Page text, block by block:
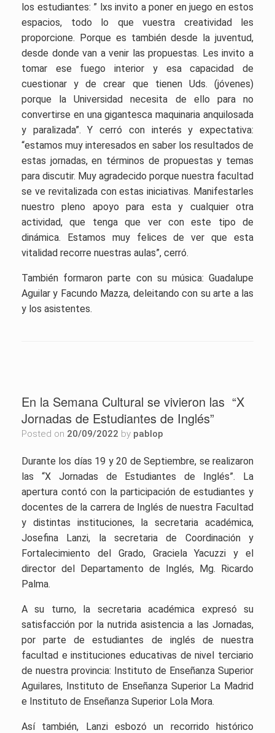
los estudiantes: ” lxs invito a poner en juego en estos
espacios, todo lo que vuestra creatividad les
proporcione. Porque es también desde la juventud,
desde donde van a venir las propuestas. Les invito a
tomar ese fuego interior y esa capacidad de
cuestionar y de crear que tienen Uds. (jóvenes)
porque la Universidad necesita de ello para no
convertirse en una gigantesca maquinaria anquilosada
y paralizada”. Y cerró con interés y expectativa:
“estamos muy interesados en saber los resultados de
estas jornadas, en términos de propuestas y temas
para discutir. Muy agradecido porque nuestra facultad
se ve revitalizada con estas iniciativas. Manifestarles
nuestro pleno apoyo para esta y cualquier otra
actividad, que tenga que ver con este tipo de
dinámica. Estamos muy felices de ver que esta
vitalidad recorre nuestras aulas”, cerró.
También formaron parte con su música: Guadalupe
Aguilar y Facundo Mazza, deleitando con su arte a las
y los asistentes.
En la Semana Cultural se vivieron las “X
Jornadas de Estudiantes de Inglés”
Posted on 20/09/2022 by pablop
Durante los días 19 y 20 de Septiembre, se realizaron
las “X Jornadas de Estudiantes de Inglés”. La
apertura contó con la participación de estudiantes y
docentes de la carrera de Inglés de nuestra Facultad
y distintas instituciones, la secretaria académica,
Josefina Lanzi, la secretaria de Coordinación y
Fortalecimiento del Grado, Graciela Yacuzzi y el
director del Departamento de Inglés, Mg. Ricardo
Palma.
A su turno, la secretaria académica expresó su
satisfacción por la nutrida asistencia a las Jornadas,
por parte de estudiantes de inglés de nuestra
facultad e instituciones educativas de nivel terciario
de nuestra provincia: Instituto de Enseñanza Superior
Aguilares, Instituto de Enseñanza Superior La Madrid
e Instituto de Enseñanza Superior Lola Mora.
Así también, Lanzi esbozó un recorrido histórico